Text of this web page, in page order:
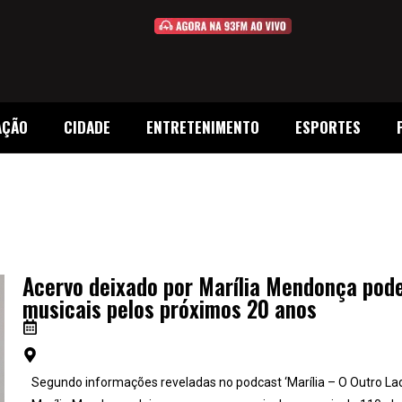
CIDADE ENTRETENIMENTO ESPORTES
Acervo deixado por Marília Mendonça
musicais pelos próximos 20 anos
Segundo informações reveladas no podcast ‘Marília – O Outro